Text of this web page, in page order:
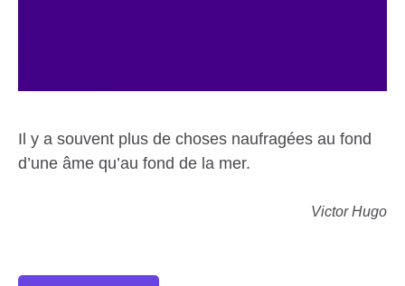
Il y a souvent plus de choses naufragées au fond
d’une âme qu’au fond de la mer.
Victor Hugo